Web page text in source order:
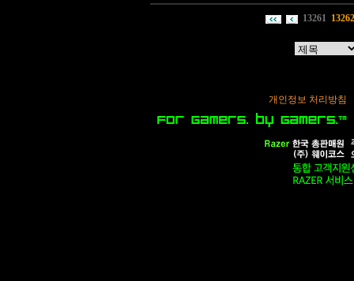
13261 13262
개인정보 처리방침